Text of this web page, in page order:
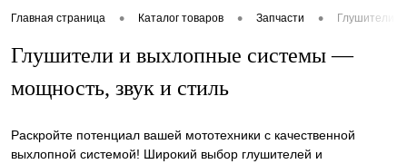
Главная страница • Каталог товаров • Запчасти • Глушители
Глушители и выхлопные системы —
мощность, звук и стиль
Раскройте потенциал вашей мототехники с качественной
выхлопной системой! Широкий выбор глушителей и